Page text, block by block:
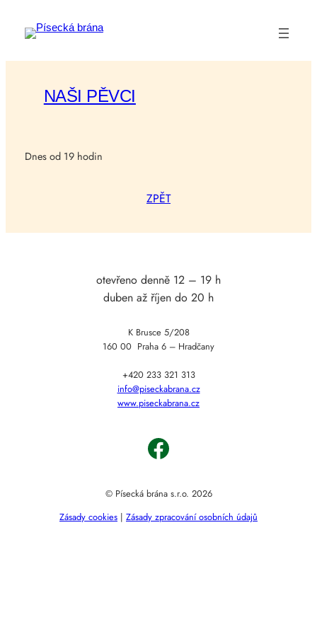
NAŠI PĚVCI
Dnes od 19 hodin
ZPĚT
otevřeno denně 12 – 19 h
duben až říjen do 20 h
K Brusce 5/208
160 00 Praha 6 – Hradčany
+420 233 321 313
info@piseckabrana.cz
www.piseckabrana.cz
Facebook
© Písecká brána s.r.o. 2026
Zásady cookies | Zásady zpracování osobních údajů